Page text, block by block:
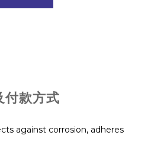
付款方式
against corrosion, adheres